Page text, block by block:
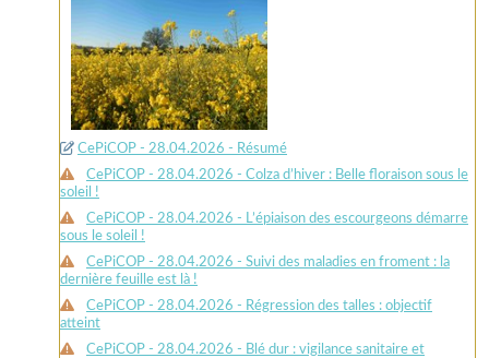
CePiCOP - 28.04.2026 - Résumé
CePiCOP - 28.04.2026 - Colza d’hiver : Belle floraison sous le
soleil !
CePiCOP - 28.04.2026 - L’épiaison des escourgeons démarre
sous le soleil !
CePiCOP - 28.04.2026 - Suivi des maladies en froment : la
dernière feuille est là !
CePiCOP - 28.04.2026 - Régression des talles : objectif
atteint
CePiCOP - 28.04.2026 - Blé dur : vigilance sanitaire et